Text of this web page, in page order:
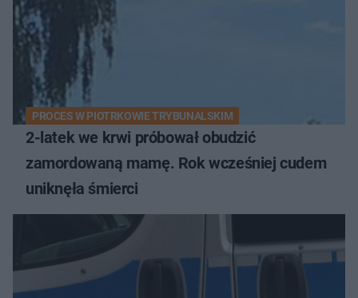
PROCES W PIOTRKOWIE TRYBUNALSKIM
2-latek we krwi próbował obudzić
zamordowaną mamę. Rok wcześniej cudem
uniknęła śmierci